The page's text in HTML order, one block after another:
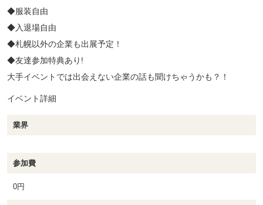
◆服装自由
◆入退場自由
◆札幌以外の企業も出展予定！
◆友達参加特典あり!
大手イベントでは出会えない企業の話も聞けちゃうかも？！
イベント詳細
業界
参加費
0円